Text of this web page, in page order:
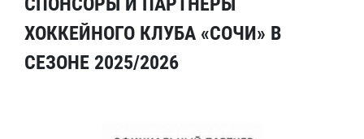
ХОККЕЙНОГО КЛУБА «СОЧИ» В
СЕЗОНЕ 2025/2026